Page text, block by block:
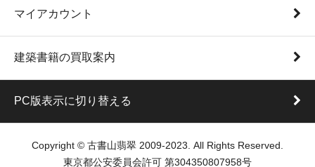
マイアカウント
建築書籍の買取案内
PC版表示に切り替える
Copyright © 古書山翡翠 2009-2023. All Rights Reserved.
東京都公安委員会許可 第304350807958号